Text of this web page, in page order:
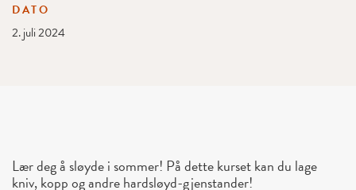
DATO
2. juli 2024
Lær deg å sløyde i sommer! På dette kurset kan du lage
kniv, kopp og andre hardsløyd-gjenstander!